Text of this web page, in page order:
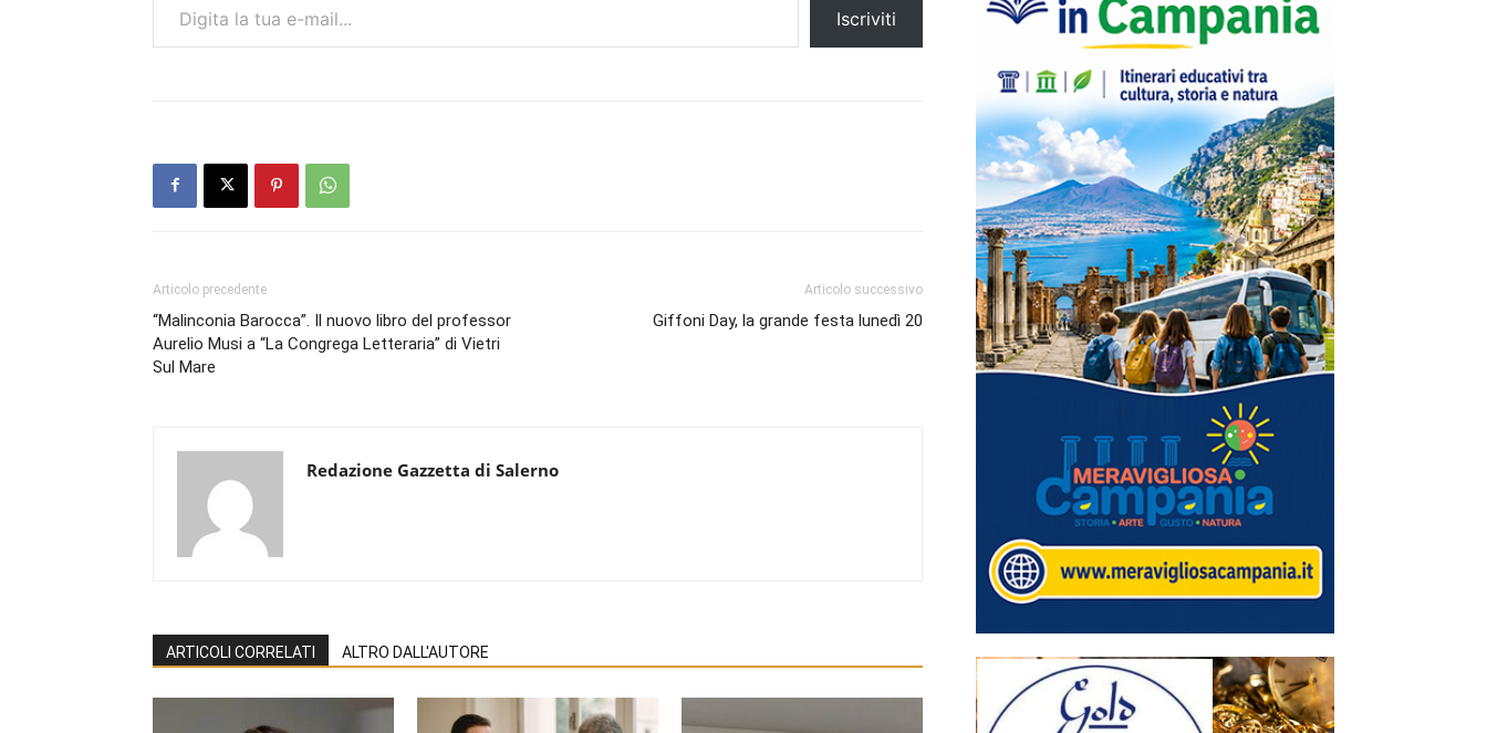
Iscriviti
Articolo precedente
“Malinconia Barocca”. Il nuovo libro del professor
Aurelio Musi a “La Congrega Letteraria” di Vietri
Sul Mare
Articolo successivo
Giffoni Day, la grande festa lunedì 20
Redazione Gazzetta di Salerno
ARTICOLI CORRELATI ALTRO DALL'AUTORE